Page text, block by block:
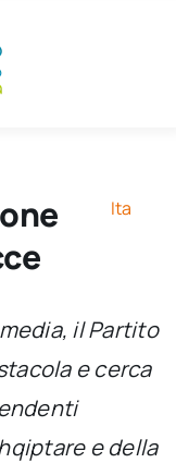
Ita
il Partito
e cerca
e della